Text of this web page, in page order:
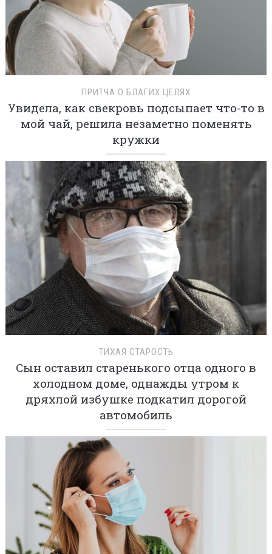
ПРИТЧА О БЛАГИХ ЦЕЛЯХ
Увидела, как свекровь подсыпает что-то в
мой чай, решила незаметно поменять
кружки
ТИХАЯ СТАРОСТЬ
Сын оставил старенького отца одного в
холодном доме, однажды утром к
дряхлой избушке подкатил дорогой
автомобиль